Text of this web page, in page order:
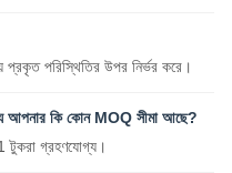
পরিস্থিতির উপর নির্ভর করে।
আপনার কি কোন MOQ সীমা আছে?
টুকরা গ্রহণযোগ্য।